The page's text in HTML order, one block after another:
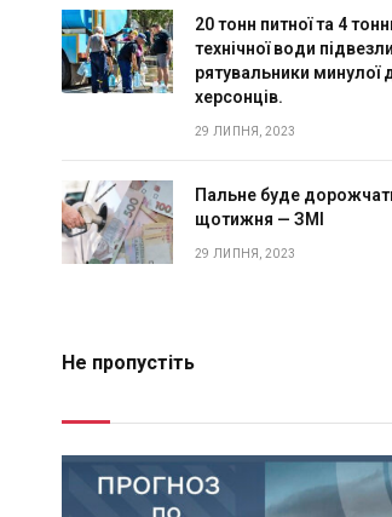
20 тонн питної та 4
технічної води підвезли
рятувальники минулої
херсонців.
29 ЛИПНЯ, 2023
Пальне буде
щотижня — ЗМІ
29 ЛИПНЯ, 2023
Не пропустіть